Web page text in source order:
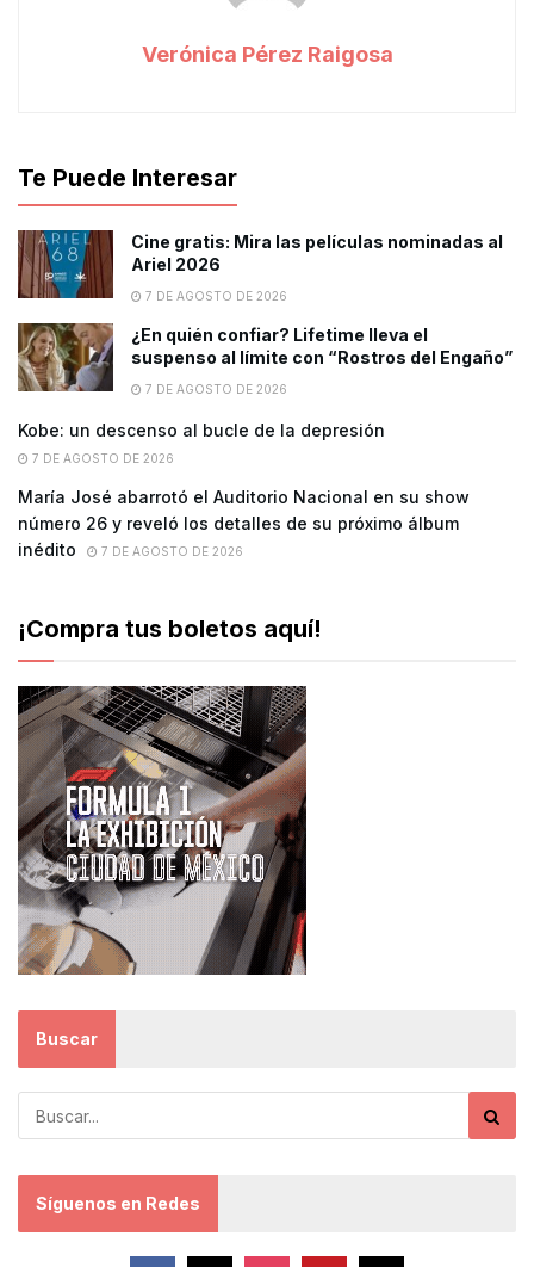
Verónica Pérez Raigosa
Te Puede Interesar
Cine gratis: Mira las películas nominadas al
Ariel 2026
7 DE AGOSTO DE 2026
¿En quién confiar? Lifetime lleva el
suspenso al límite con “Rostros del Engaño”
7 DE AGOSTO DE 2026
Kobe: un descenso al bucle de la depresión
7 DE AGOSTO DE 2026
María José abarrotó el Auditorio Nacional en su show
número 26 y reveló los detalles de su próximo álbum
inédito
7 DE AGOSTO DE 2026
¡Compra tus boletos aquí!
Buscar
Síguenos en Redes